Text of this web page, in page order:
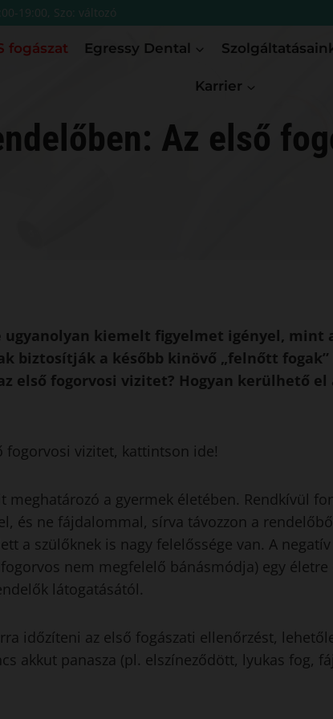
19:00, Szo: változó
fogászat Egressy Dental
Karrier
Az első
ugyanolyan kiemelt figyelmet igényel, mint
biztosítják a később kinövő „felnőtt
első fogorvosi vizitet? Hogyan kerülhető
fogorvosi vizitet, kattintson ide!
meghatározó a gyermek életében. Rendkívül
és ne fájdalommal, sírva távozzon a
a szülőknek is nagy felelőssége van. A
nem megfelelő bánásmódja) egy életre
látogatásától.
időzíteni az első fogászati ellenőrzést,
akkut panasza (pl. elszíneződött, lyukas fog,